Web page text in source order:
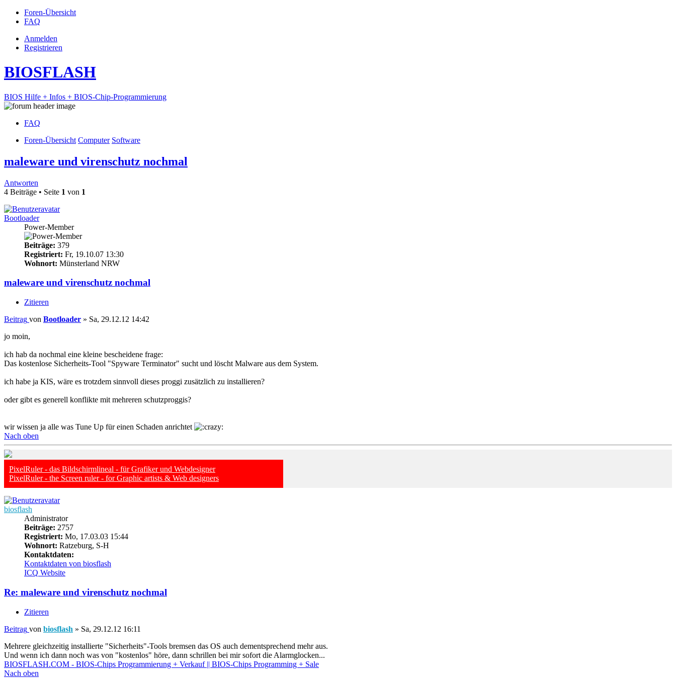
Foren-Übersicht
FAQ
Anmelden
Registrieren
BIOSFLASH
BIOS Hilfe + Infos + BIOS-Chip-Programmierung
FAQ
Foren-Übersicht Computer Software
maleware und virenschutz nochmal
Antworten
4 Beiträge • Seite 1 von 1
Bootloader
Power-Member
Beiträge: 379
Registriert: Fr, 19.10.07 13:30
Wohnort: Münsterland NRW
maleware und virenschutz nochmal
Zitieren
Beitrag von Bootloader » Sa, 29.12.12 14:42
jo moin,
ich hab da nochmal eine kleine bescheidene frage:
Das kostenlose Sicherheits-Tool "Spyware Terminator" sucht und löscht Malware aus dem System.
ich habe ja KIS, wäre es trotzdem sinnvoll dieses proggi zusätzlich zu installieren?
oder gibt es generell konflikte mit mehreren schutzproggis?
wir wissen ja alle was Tune Up für einen Schaden anrichtet
Nach oben
PixelRuler - das Bildschirmlineal - für Grafiker und Webdesigner
PixelRuler - the Screen ruler - for Graphic artists & Web designers
biosflash
Administrator
Beiträge: 2757
Registriert: Mo, 17.03.03 15:44
Wohnort: Ratzeburg, S-H
Kontaktdaten:
Kontaktdaten von biosflash
ICQ Website
Re: maleware und virenschutz nochmal
Zitieren
Beitrag von biosflash » Sa, 29.12.12 16:11
Mehrere gleichzeitig installierte "Sicherheits"-Tools bremsen das OS auch dementsprechend mehr aus.
Und wenn ich dann noch was von "kostenlos" höre, dann schrillen bei mir sofort die Alarmglocken...
BIOSFLASH.COM - BIOS-Chips Programmierung + Verkauf || BIOS-Chips Programming + Sale
Nach oben